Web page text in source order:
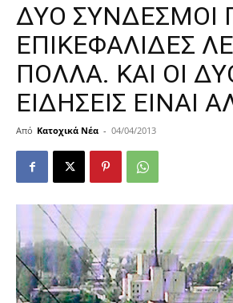
ΔΥΟ ΣΥΝΔΕΣΜΟΙ
ΕΠΙΚΕΦΑΛΙΔΕΣ
ΠΟΛΛΑ. ΚΑΙ ΟΙ
ΕΙΔΗΣΕΙΣ ΕΙΝΑΙ
Από Κατοχικά Νέα - 04/04/2013